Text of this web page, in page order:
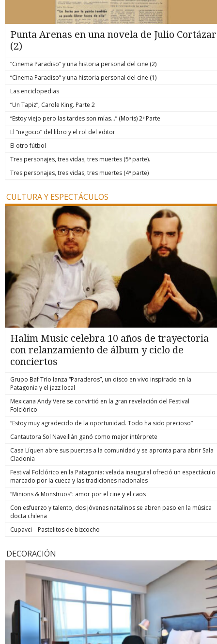
Punta Arenas en una novela de Julio Cortázar
(2)
“Cinema Paradiso” y una historia personal del cine (2)
“Cinema Paradiso” y una historia personal del cine (1)
Las enciclopedias
“Un Tapiz”, Carole King. Parte 2
“Estoy viejo pero las tardes son mías…” (Moris) 2ª Parte
El “negocio” del libro y el rol del editor
El otro fútbol
Tres personajes, tres vidas, tres muertes (5ª parte).
Tres personajes, tres vidas, tres muertes (4ª parte)
CULTURA Y ESPECTÁCULOS
Halim Music celebra 10 años de trayectoria
con relanzamiento de álbum y ciclo de
conciertos
Grupo Baf Trío lanza “Paraderos”, un disco en vivo inspirado en la
Patagonia y el jazz local
Mexicana Andy Vere se convirtió en la gran revelación del Festival
Folclórico
“Estoy muy agradecido de la oportunidad. Todo ha sido precioso”
Cantautora Sol Naveillán ganó como mejor intérprete
Casa Líquen abre sus puertas a la comunidad y se apronta para abrir Sala
Cladonia
Festival Folclórico en la Patagonia: velada inaugural ofreció un espectáculo
marcado por la cueca y las tradiciones nacionales
“Minions & Monstruos”: amor por el cine y el caos
Con esfuerzo y talento, dos jóvenes natalinos se abren paso en la música
docta chilena
Cupavci – Pastelitos de bizcocho
DECORACIÓN